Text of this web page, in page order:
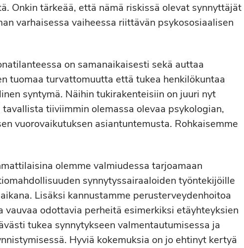
Onkin tärkeää, että nämä riskissä olevat synnyttäjät
varhaisessa vaiheessa riittävän psykososiaalisen
on samanaikaisesti sekä auttaa
tuomaa turvattomuutta että tukea henkilökuntaa
syntymä. Näihin tukirakenteisiin on juuri nyt
tiiviimmin olemassa olevaa psykologian,
vuorovaikutuksen asiantuntemusta. Rohkaisemme
olemme valmiudessa tarjoamaan
synnytyssairaaloiden työntekijöille
Lisäksi kannustamme perusterveydenhoitoa
vauvaa odottavia perheitä esimerkiksi etäyhteyksien
tukea synnytykseen valmentautumisessa ja
Hyviä kokemuksia on jo ehtinyt kertyä